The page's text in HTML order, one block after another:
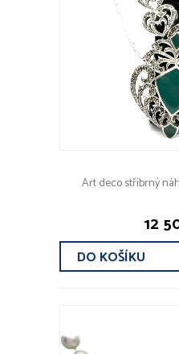
Art deco stříbrný
12
DO KOŠÍKU